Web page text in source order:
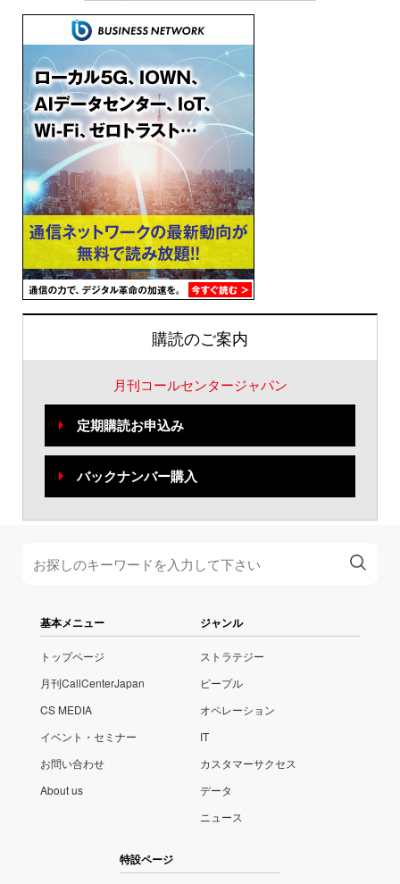
購読のご案内
月刊コールセンタージャパン
定期購読お申込み
バックナンバー購入
基本メニュー
トップページ
月刊CallCenterJapan
CS MEDIA
イベント・セミナー
お問い合わせ
About us
ジャンル
ストラテジー
ピープル
オペレーション
IT
カスタマーサクセス
データ
ニュース
特設ページ